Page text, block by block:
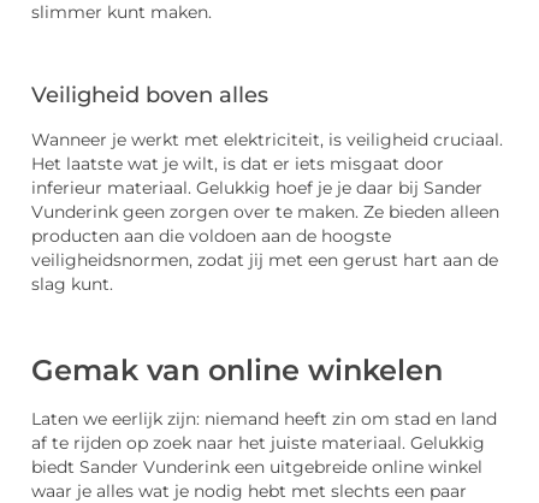
slimmer kunt maken.
Veiligheid boven alles
Wanneer je werkt met elektriciteit, is veiligheid cruciaal.
Het laatste wat je wilt, is dat er iets misgaat door
inferieur materiaal. Gelukkig hoef je je daar bij Sander
Vunderink geen zorgen over te maken. Ze bieden alleen
producten aan die voldoen aan de hoogste
veiligheidsnormen, zodat jij met een gerust hart aan de
slag kunt.
Gemak van online winkelen
Laten we eerlijk zijn: niemand heeft zin om stad en land
af te rijden op zoek naar het juiste materiaal. Gelukkig
biedt Sander Vunderink een uitgebreide online winkel
waar je alles wat je nodig hebt met slechts een paar